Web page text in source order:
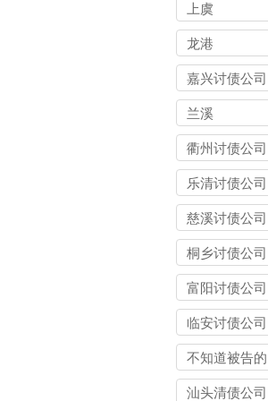
上虞
龙港
嘉兴讨债公司
兰溪
衢州讨债公司
乐清讨债公司
慈溪讨债公司
桐乡讨债公司
富阳讨债公司
临安讨债公司
不知道被告的
个人信息如何
汕头清债公司